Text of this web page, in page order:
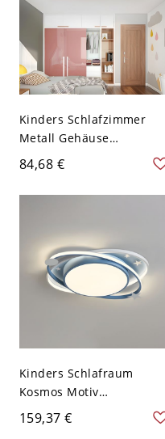
Kinders Schlafzimmer
Metall Gehäuse
Deckenlampe Wolke
Weißer Schirm LED 1-Licht
Deckenleuchte - Rosa
84,68 €
Kinders Schlafraum
Kosmos Motiv
Deckenlampe Cartoon
Satellit Design LED 1-Kopf
159,37 €